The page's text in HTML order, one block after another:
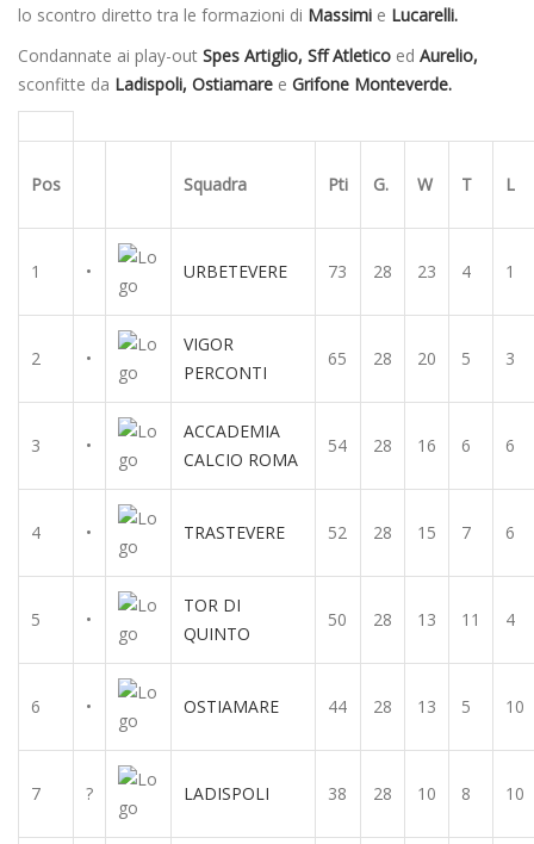
lo scontro diretto tra le formazioni di Massimi e Lucarelli.
Condannate ai play-out Spes Artiglio, Sff Atletico ed Aurelio,
sconfitte da Ladispoli, Ostiamare e Grifone Monteverde.
Pos Squadra Pti G. W T L
1 • URBETEVERE 73 28 23 4 1
2 •
VIGOR
PERCONTI
65 28 20 5 3
3 •
ACCADEMIA
CALCIO ROMA
54 28 16 6 6
4 • TRASTEVERE 52 28 15 7 6
5 •
TOR DI
QUINTO
50 28 13 11 4
6 • OSTIAMARE 44 28 13 5 10
7 ? LADISPOLI 38 28 10 8 10